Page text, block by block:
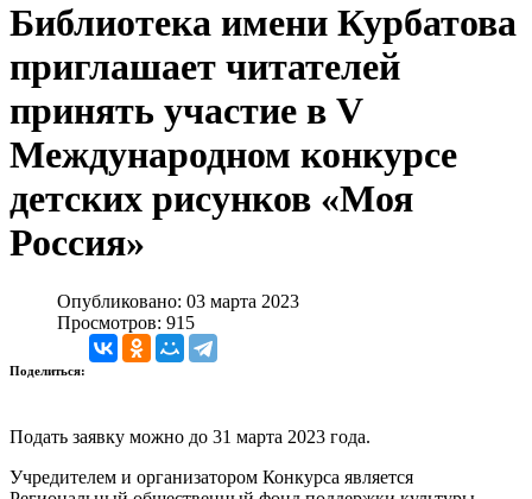
Библиотека имени Курбатова
приглашает читателей
принять участие в V
Международном конкурсе
детских рисунков «Моя
Россия»
Опубликовано: 03 марта 2023
Просмотров: 915
Поделиться:
Подать заявку можно до 31 марта 2023 года.
Учредителем и организатором Конкурса является